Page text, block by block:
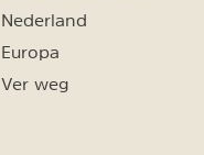
Nederland
Europa
Ver weg